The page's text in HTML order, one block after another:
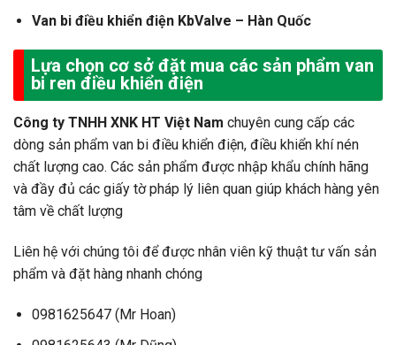
Van bi điều khiển điện KbValve – Hàn Quốc
Lựa chọn cơ sở đặt mua các sản phẩm van
bi ren điều khiển điện
Công ty TNHH XNK HT Việt Nam chuyên cung cấp các
dòng sản phẩm van bi điều khiển điện, điều khiển khí nén
chất lượng cao. Các sản phẩm được nhập khẩu chính hãng
và đầy đủ các giấy tờ pháp lý liên quan giúp khách hàng yên
tâm về chất lượng
Liên hệ với chúng tôi để được nhân viên kỹ thuật tư vấn sản
phẩm và đặt hàng nhanh chóng
0981625647 (Mr Hoan)